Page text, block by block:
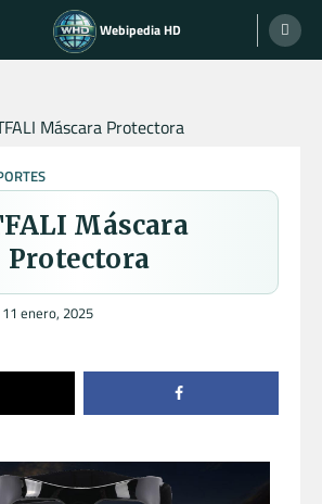
Webipedia HD
Máscara Protectora
Máscara
Protectora
11 enero, 2025